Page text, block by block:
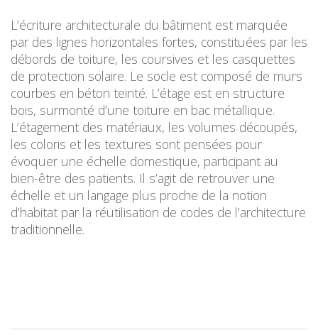
L’écriture architecturale du bâtiment est marquée
par des lignes horizontales fortes, constituées par les
débords de toiture, les coursives et les casquettes
de protection solaire. Le socle est composé de murs
courbes en béton teinté. L’étage est en structure
bois, surmonté d’une toiture en bac métallique.
L’étagement des matériaux, les volumes découpés,
les coloris et les textures sont pensées pour
évoquer une échelle domestique, participant au
bien-être des patients. Il s’agit de retrouver une
échelle et un langage plus proche de la notion
d’habitat par la réutilisation de codes de l’architecture
traditionnelle.